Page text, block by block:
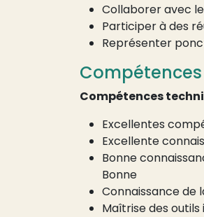
Collaborer avec
Participer à des
Représenter
Compétences
Compétences
Excellentes
Excellente
Bonne
Bonne
Connaissance de
Maîtrise des